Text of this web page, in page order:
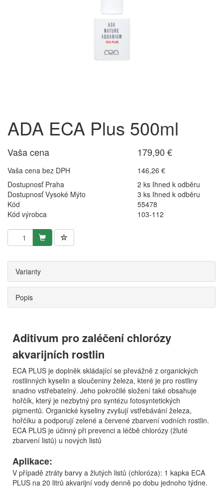
ADA ECA Plus 500ml
Vaša cena 179,90 €
Vaša cena bez DPH
146,26 €
Dostupnosť Praha
2 ks Ihned k odběru
Dostupnosť Vysoké Mýto
3 ks Ihned k odběru
Kód
55478
Kód výrobca
103-112
Varianty
Popis
Aditivum pro zaléčení chlorózy
akvarijních rostlin
ECA PLUS je doplněk skládající se převážně z organických
rostlinných kyselin a sloučeniny železa, které je pro rostliny
snadno vstřebatelný. Jeho pokročilé složení také obsahuje
hořčík, který je nezbytný pro syntézu fotosyntetických
pigmentů. Organické kyseliny zvyšují vstřebávání železa,
hořčíku a podporují zelené a červené zbarvení vodních rostlin.
ECA PLUS je účinný při prevenci a léčbě chlorózy (žluté
zbarvení listů) u nových listů
Aplikace:
V případě ztráty barvy a žlutých listů (chloróza): 1 kapka ECA
PLUS na 20 litrů akvarijní vody denně po dobu jednoho týdne.